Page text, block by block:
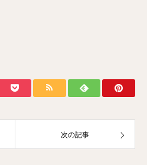
次の記事